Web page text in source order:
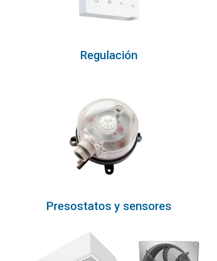
Regulación
Presostatos y sensores